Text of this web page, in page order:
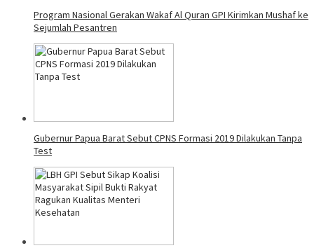
Program Nasional Gerakan Wakaf Al Quran GPI Kirimkan Mushaf ke
Sejumlah Pesantren
Gubernur Papua Barat Sebut CPNS Formasi 2019 Dilakukan Tanpa
Test